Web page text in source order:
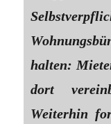
halten:
dort
Weiterhin